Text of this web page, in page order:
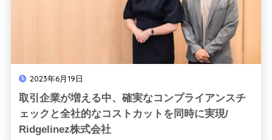
2023年6月19日
取引企業が増える中、確実なコンプライアンスチ
ェックと全社的なコストカットを同時に実現/
Ridgelinez株式会社